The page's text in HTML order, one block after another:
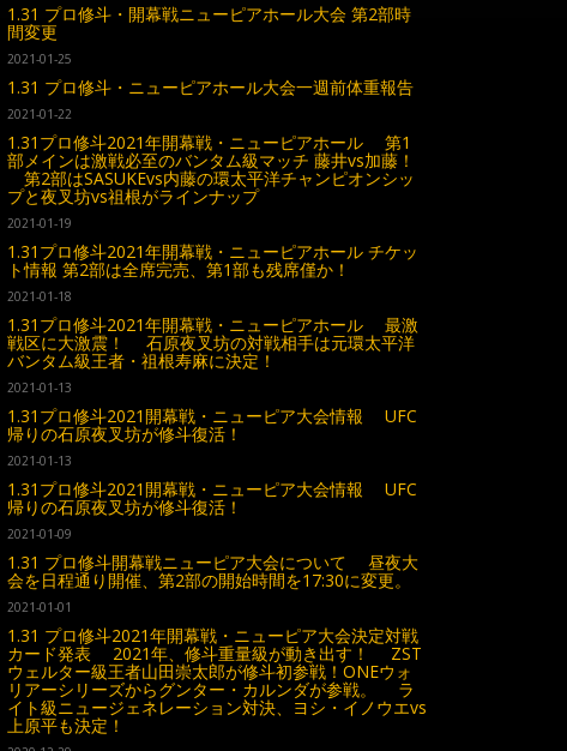
1.31 プロ修斗・開幕戦ニューピアホール大会 第2部時
間変更
2021-01-25
1.31 プロ修斗・ニューピアホール大会一週前体重報告
2021-01-22
1.31プロ修斗2021年開幕戦・ニューピアホール 第1
部メインは激戦必至のバンタム級マッチ 藤井vs加藤！
第2部はSASUKEvs内藤の環太平洋チャンピオンシッ
プと夜叉坊vs祖根がラインナップ
2021-01-19
1.31プロ修斗2021年開幕戦・ニューピアホール チケッ
ト情報 第2部は全席完売、第1部も残席僅か！
2021-01-18
1.31プロ修斗2021年開幕戦・ニューピアホール 最激
戦区に大激震！ 石原夜叉坊の対戦相手は元環太平洋
バンタム級王者・祖根寿麻に決定！
2021-01-13
1.31プロ修斗2021開幕戦・ニューピア大会情報 UFC
帰りの石原夜叉坊が修斗復活！
2021-01-13
1.31プロ修斗2021開幕戦・ニューピア大会情報 UFC
帰りの石原夜叉坊が修斗復活！
2021-01-09
1.31 プロ修斗開幕戦ニューピア大会について 昼夜大
会を日程通り開催、第2部の開始時間を17:30に変更。
2021-01-01
1.31 プロ修斗2021年開幕戦・ニューピア大会決定対戦
カード発表 2021年、修斗重量級が動き出す！ ZST
ウェルター級王者山田崇太郎が修斗初参戦！ONEウォ
リアーシリーズからグンター・カルンダが参戦。 ラ
イト級ニュージェネレーション対決、ヨシ・イノウエvs
上原平も決定！